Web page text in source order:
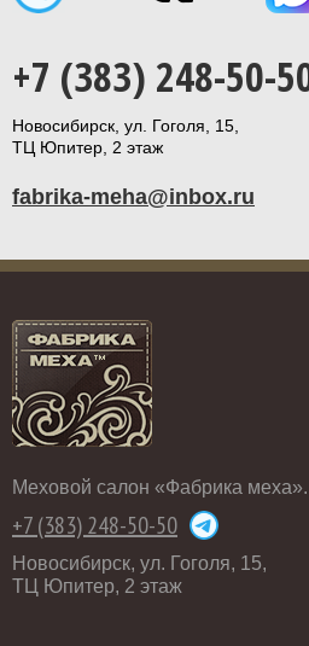
+7 (383) 248-50-
Новосибирск, ул. Гоголя, 15,
ТЦ Юпитер, 2 этаж
fabrika-meha@inbox.ru
Меховой салон «Фабрика меха».
+7 (383) 248-50-50
Новосибирск, ул. Гоголя, 15,
ТЦ Юпитер, 2 этаж